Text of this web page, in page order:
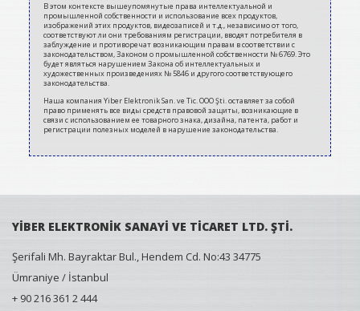
В этом контексте вышеупомянутые права интеллектуальной и
промышленной собственности и использование всех продуктов,
изображений этих продуктов, видеозаписей и т.д., независимо от того,
соответствуют ли они требованиям регистрации, вводят потребителя в
заблуждение и противоречат возникающим правам в соответствии с
законодательством, Законом о промышленной собственности № 6769. Это
будет являться нарушением Закона об интеллектуальных и
художественных произведениях № 5846 и другого соответствующего
законодательства.
Наша компания Yiber Elektronik San. ve Tic. ООО Şti. оставляет за собой
право применять все виды средств правовой защиты, возникающие в
связи с использованием ее товарного знака, дизайна, патента, работ и
регистрации полезных моделей в нарушение законодательства.
YİBER ELEKTRONİK SANAYİ VE TİCARET LTD. ŞTİ.
Şerifali Mh. Bayraktar Bul., Hendem Cd. No:43 34775
Ümraniye / İstanbul
+ 90 216 361 2 444